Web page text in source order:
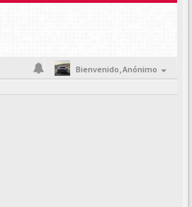
Bienvenido,Anónimo